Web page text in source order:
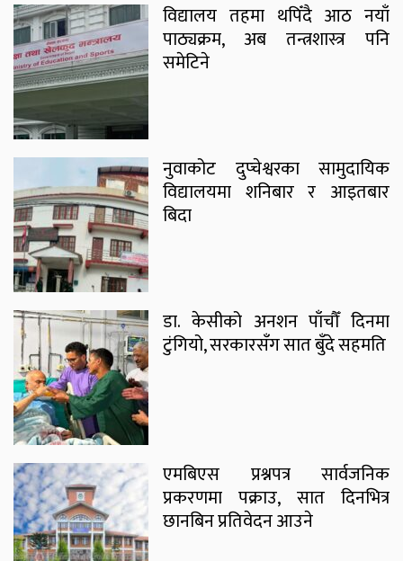
विद्यालय तहमा थपिँदै आठ नयाँ
पाठ्यक्रम, अब तन्त्रशास्त्र पनि
समेटिने
नुवाकोट दुप्चेश्वरका सामुदायिक
विद्यालयमा शनिबार र आइतबार
बिदा
डा. केसीको अनशन पाँचौँ दिनमा
टुंगियो, सरकारसँग सात बुँदे सहमति
एमबिएस प्रश्नपत्र सार्वजनिक
प्रकरणमा पक्राउ, सात दिनभित्र
छानबिन प्रतिवेदन आउने